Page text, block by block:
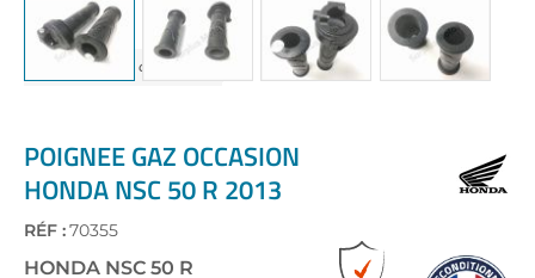
the
beginning
of
the
images
gallery
POIGNEE GAZ OCCASION
HONDA NSC 50 R 2013
RÉF :70355
HONDA NSC 50 R